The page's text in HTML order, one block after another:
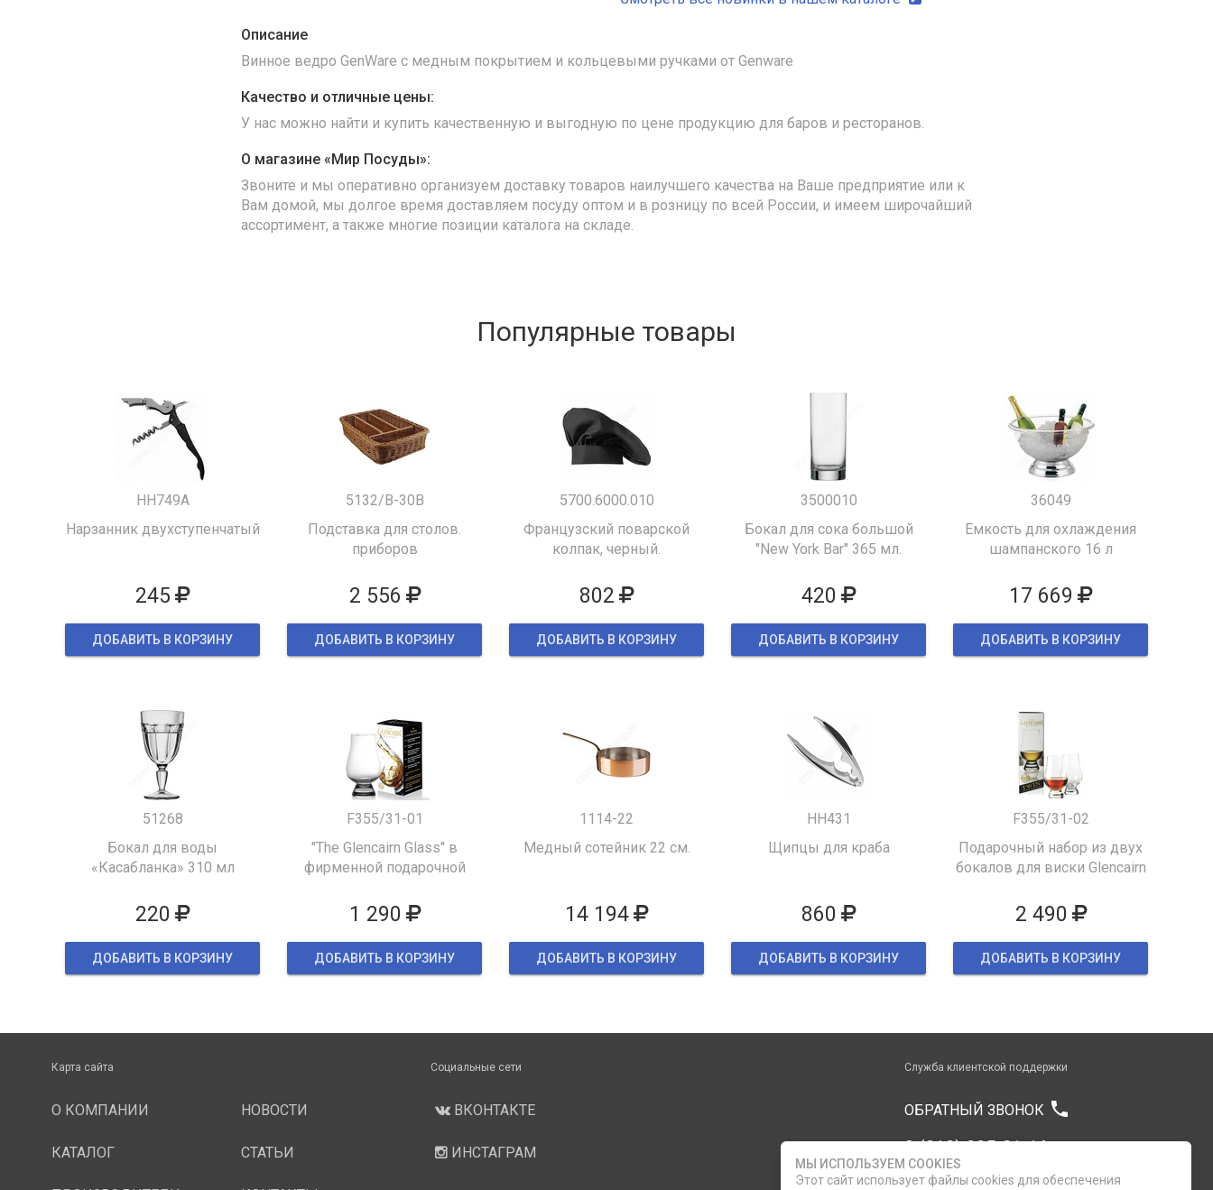
Описание
Винное ведро GenWare с медным покрытием и кольцевыми ручками от Genware
Качество и отличные цены:
У нас можно найти и купить качественную и выгодную по цене продукцию для баров и ресторанов.
О магазине «Мир Посуды»:
Звоните и мы оперативно организуем доставку товаров наилучшего качества на Ваше предприятие или к
Вам домой, мы долгое время доставляем посуду оптом и в розницу по всей России, и имеем широчайший
ассортимент, а также многие позиции каталога на складе.
Популярные товары
HH749A
Нарзанник двухступенчатый
245
ДОБАВИТЬ В КОРЗИНУ
5132/B-30B
Подставка для столов.
приборов
2 556
ДОБАВИТЬ В КОРЗИНУ
5700.6000.010
Французский поварской
колпак, черный.
802
ДОБАВИТЬ В КОРЗИНУ
3500010
Бокал для сока большой
"New York Bar" 365 мл.
420
ДОБАВИТЬ В КОРЗИНУ
36049
Емкость для охлаждения
шампанского 16 л
17 669
ДОБАВИТЬ В КОРЗИНУ
51268
Бокал для воды
«Касабланка» 310 мл
220
ДОБАВИТЬ В КОРЗИНУ
F355/31-01
"The Glencairn Glass" в
фирменной подарочной
1 290
ДОБАВИТЬ В КОРЗИНУ
1114-22
Медный сотейник 22 см.
14 194
ДОБАВИТЬ В КОРЗИНУ
HH431
Щипцы для краба
860
ДОБАВИТЬ В КОРЗИНУ
F355/31-02
Подарочный набор из двух
бокалов для виски Glencairn
2 490
ДОБАВИТЬ В КОРЗИНУ
Карта сайта
О КОМПАНИИ
КАТАЛОГ
НОВОСТИ
СТАТЬИ
Социальные сети
ВКОНТАКТЕ
ИНСТАГРАМ
Служба клиентской поддержки
ОБРАТНЫЙ ЗВОНОК phone
8 (812) 335-21-16
МЫ ИСПОЛЬЗУЕМ COOKIES
Этот сайт использует файлы cookies для обеспечения